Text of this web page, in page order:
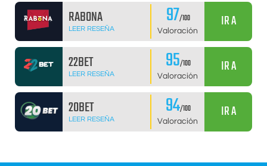
RABONA
LEER RESEÑA 97/100
Valoración
IR A
22BET
LEER RESEÑA 95/100
Valoración
IR A
20BET
LEER RESEÑA 94/100
Valoración
IR A